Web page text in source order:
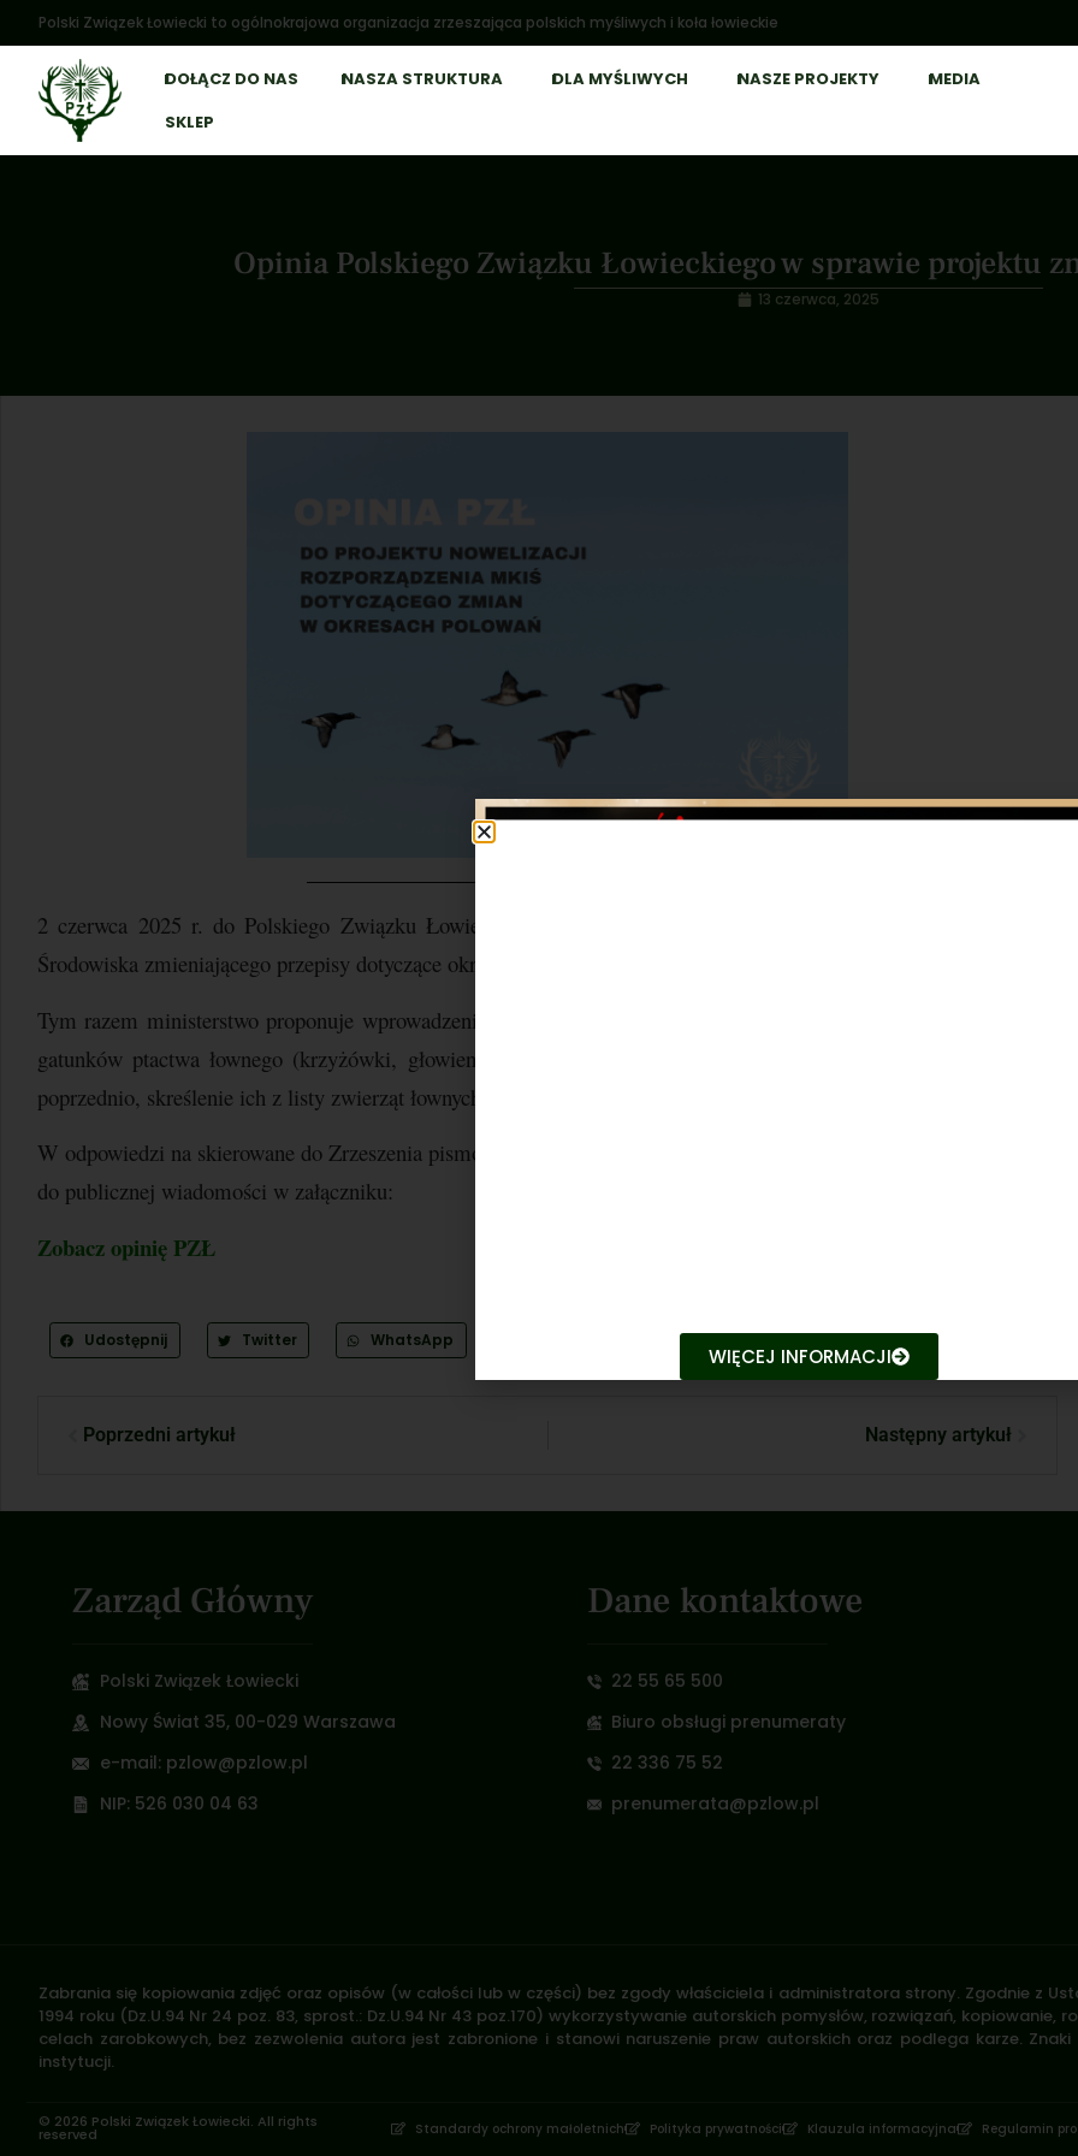
Polski Związek Łowiecki to ogólnokrajowa organizacja zrzeszająca polskich myśliwych i koła łowieckie
DOŁĄCZ DO NAS NASZA STRUKTURA DLA MYŚLIWYCH NASZE PROJEKTY
MEDIA
SKLEP
Opinia Polskiego Związku Łowieckiego w sprawie projektu
13 czerwca, 2025
2 czerwca 2025 r. do Polskiego Związku Łowieckiego trafił kolejny projekt rozporządzenia Ministra Klimatu i
Środowiska zmieniającego przepisy dotyczące okresów polowań na zwierzęta łowne.
Tym razem ministerstwo proponuje wprowadzenie moratorium, czyli całorocznego okresu ochronnego, na siedem
gatunków ptactwa łownego (krzyżówki, głowienki, czernicy, cyraneczki, łyski, słonki i jarząbka), a nie tak jak
poprzednio, skreślenie ich z listy zwierząt łownych.
W odpowiedzi na skierowane do Zrzeszenia pismo, przekazaliśmy resortowi naszą opinię, której treść udostępniamy
do publicznej wiadomości w załączniku:
Zobacz opinię PZŁ
Udostępnij Twitter WhatsApp
Poprzedni artykuł Następny artykuł
Zarząd Główny
Polski Związek Łowiecki
Nowy Świat 35, 00-029 Warszawa
e-mail: pzlow@pzlow.pl
NIP: 526 030 04 63
Dane kontaktowe
22 55 65 500
Biuro obsługi prenumeraty
22 336 75 52
prenumerata@pzlow.pl
Zabrania się kopiowania zdjęć oraz opisów (w całości lub w części) bez zgody właściciela i administratora strony. Zgodnie z
1994 roku (Dz.U.94 Nr 24 poz. 83, sprost.: Dz.U.94 Nr 43 poz.170) wykorzystywanie autorskich pomysłów, rozwiązań,
celach zarobkowych, bez zezwolenia autora jest zabronione i stanowi naruszenie praw autorskich oraz podlega karze.
instytucji.
© 2026 Polski Związek Łowiecki. All rights
reserved Standardy ochrony małoletnich Polityka prywatności Klauzula informacyjna Regulamin
WIĘCEJ INFORMACJI